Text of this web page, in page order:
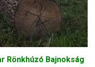
Rönkhúzó Bajnokság